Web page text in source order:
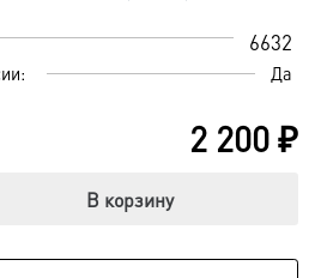
6632
Да
2 200₽
В корзину